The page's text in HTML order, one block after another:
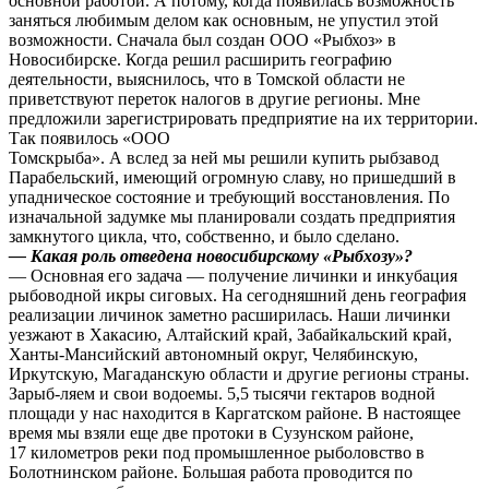
заняться любимым делом как основным, не упустил этой
возможности. Сначала был создан ООО «Рыбхоз» в
Новосибирске. Когда решил расширить географию
деятельности, выяснилось, что в Томской области не
приветствуют переток налогов в другие регионы. Мне
предложили зарегистрировать предприятие на их территории.
Так появилось «ООО
Томскрыба». А вслед за ней мы решили купить рыбзавод
Парабельский, имеющий огромную славу, но пришедший в
упадническое состояние и требующий восстановления. По
изначальной задумке мы планировали создать предприятия
замкнутого цикла, что, собственно, и было сделано.
— Какая роль отведена новосибирскому «Рыбхозу»?
— Основная его задача — получение личинки и инкубация
рыбоводной икры сиговых. На сегодняшний день география
реализации личинок заметно расширилась. Наши личинки
уезжают в Хакасию, Алтайский край, Забайкальский край,
Ханты-Мансийский автономный округ, Челябинскую,
Иркутскую, Магаданскую области и другие регионы страны.
Зарыб-ляем и свои водоемы. 5,5 тысячи гектаров водной
площади у нас находится в Каргатском районе. В настоящее
время мы взяли еще две протоки в Сузунском районе,
17 километров реки под промышленное рыболовство в
Болотнинском районе. Большая работа проводится по